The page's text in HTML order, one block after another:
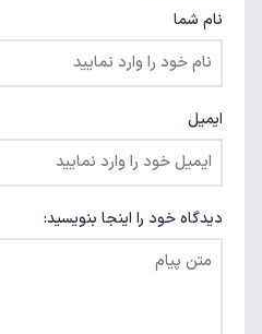
نام شما
ایمیل
دیدگاه خود را اینجا بنویسید: